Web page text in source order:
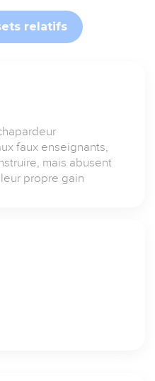
relatifs
faux enseignants,
mais abusent
propre gain